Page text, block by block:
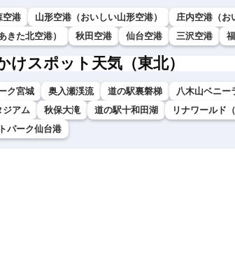
空港 山形空港（おいしい山形空港） 庄内空港（お
きた北空港）
秋田空港 仙台空港 三沢空港
けスポット天気（東北）
ク宮城 奥入瀬渓流 道の駅裏磐梯 八木山ベニー
ジアム
秋保大滝 道の駅十和田湖
リナワールド
パーク仙台港